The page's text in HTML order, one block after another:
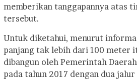
memberikan tanggapannya atas
tersebut.
Untuk diketahui, menurut
panjang tak lebih dari 100 meter
dibangun oleh Pemerintah
pada tahun 2017 dengan dua